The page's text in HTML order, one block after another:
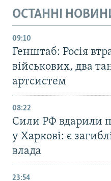
ОСТАННІ
09:10
Генштаб: Росія
військових, два
артсистем
08:22
Сили РФ вдарили
у Харкові: є
влада
23:54